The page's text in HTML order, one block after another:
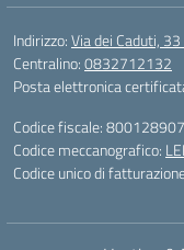
Indirizzo:Via dei Caduti,
Centralino:0832712132
Posta elettronica
Codice fiscale:
Codice meccanografico:
Codice unico di